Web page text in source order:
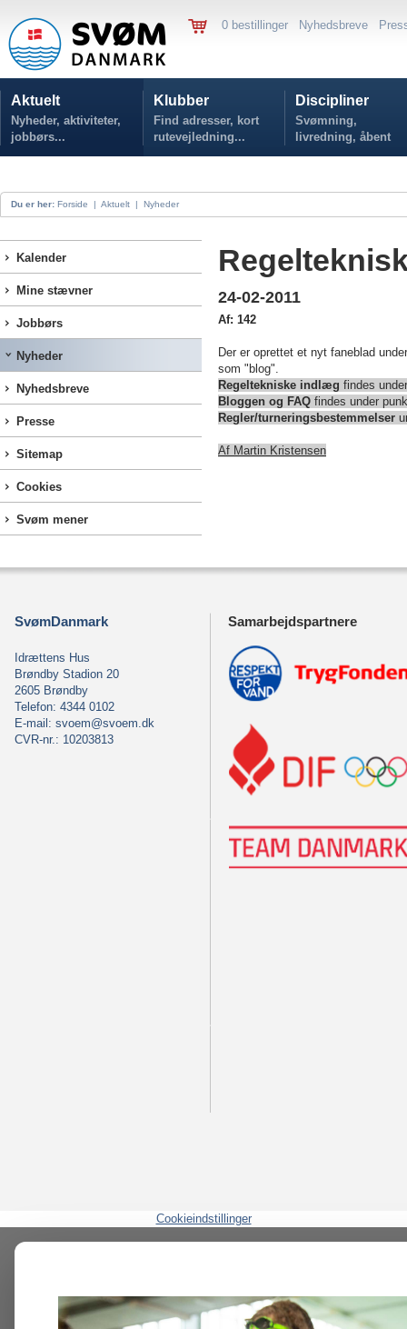
0 bestillinger Nyhedsbreve
Aktuelt
Nyheder, aktiviteter,
jobbørs...
Klubber
Find adresser, kort
rutevejledning...
Discipliner
Svømning,
livredning, åbent
vand...
Du er her: Forside | Aktuelt | Nyheder
Kalender
Mine stævner
Jobbørs
Nyheder
Nyhedsbreve
Presse
Sitemap
Cookies
Svøm mener
24-02-2011
Af: 142
Der er oprettet et nyt faneblad
som "blog".
Regeltekniske indlæg findes
Bloggen og FAQ findes under
Regler/turneringsbestemmelser
Af Martin Kristensen
SvømDanmark
Idrættens Hus
Brøndby Stadion 20
2605 Brøndby
Telefon: 4344 0102
E-mail: svoem@svoem.dk
CVR-nr.: 10203813
Samarbejdspartnere
Cookieindstillinger